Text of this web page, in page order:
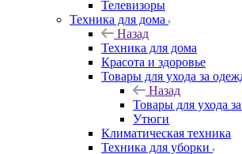
Телевизоры
Техника для дома
Назад
Техника для дома
Красота и здоровье
Товары для ухода за
Назад
Товары для ухода
Утюги
Климатическая техника
Техника для уборки